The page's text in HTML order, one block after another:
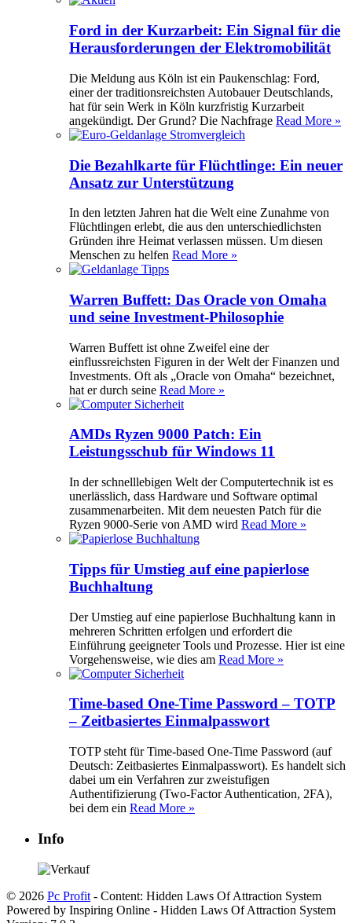
Ford in der Kurzarbeit: Ein Signal für die
Herausforderungen der Elektromobilität
Die Meldung aus Köln ist ein Paukenschlag: Ford,
einer der traditionsreichsten Autobauer Deutschlands,
hat für sein Werk in Köln kurzfristig Kurzarbeit
angekündigt. Der Grund? Die Nachfrage Read More »
Die Bezahlkarte für Flüchtlinge: Ein neuer
Ansatz zur Unterstützung
In den letzten Jahren hat die Welt eine Zunahme von
Flüchtlingen erlebt, die aus den unterschiedlichsten
Gründen ihre Heimat verlassen müssen. Um diesen
Menschen zu helfen Read More »
Warren Buffett: Das Oracle von Omaha
und seine Investment-Philosophie
Warren Buffett ist ohne Zweifel eine der
einflussreichsten Figuren in der Welt der Finanzen und
Investments. Oft als „Oracle von Omaha“ bezeichnet,
hat er durch seine Read More »
AMDs Ryzen 9000 Patch: Ein
Leistungsschub für Windows 11
In der schnelllebigen Welt der Computertechnik ist es
unerlässlich, dass Hardware und Software optimal
zusammenarbeiten. Mit dem neuesten Patch für die
Ryzen 9000-Serie von AMD wird Read More »
Tipps für Umstieg auf eine papierlose
Buchhaltung
Der Umstieg auf eine papierlose Buchhaltung kann in
mehreren Schritten erfolgen und erfordert die
Einführung geeigneter Tools und Prozesse. Hier ist eine
Vorgehensweise, wie dies am Read More »
Time-based One-Time Password – TOTP
– Zeitbasiertes Einmalpasswort
TOTP steht für Time-based One-Time Password (auf
Deutsch: Zeitbasiertes Einmalpasswort). Es handelt sich
dabei um ein Verfahren zur zweistufigen
Authentifizierung (Two-Factor Authentication, 2FA),
bei dem ein Read More »
Info
© 2026 Pc Profit - Content: Hidden Laws Of Attraction System
Powered by Inspiring Online - Hidden Laws Of Attraction System